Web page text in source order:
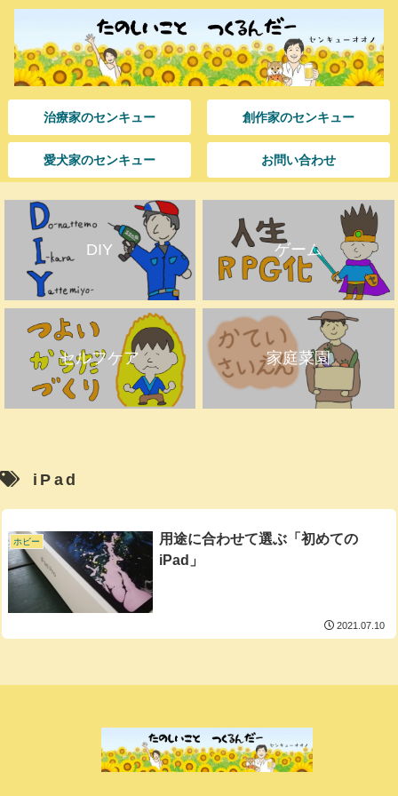
治療家のセンキュー 創作家のセンキュー
愛犬家のセンキュー お問い合わせ
DIY ゲーム
セルフケア 家庭菜園
iPad
ホビー
用途に合わせて選ぶ「初めての
iPad」
2021.07.10